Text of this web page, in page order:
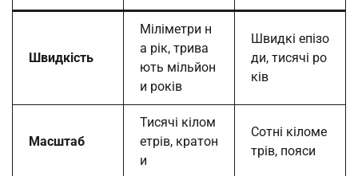
Швидкість
Міліметри н
а рік, трива
ють мільйон
и років
Швидкі епізо
ди, тисячі ро
ків
Масштаб
Тисячі кілом
етрів, кратон
и
Сотні кіломе
трів, пояси